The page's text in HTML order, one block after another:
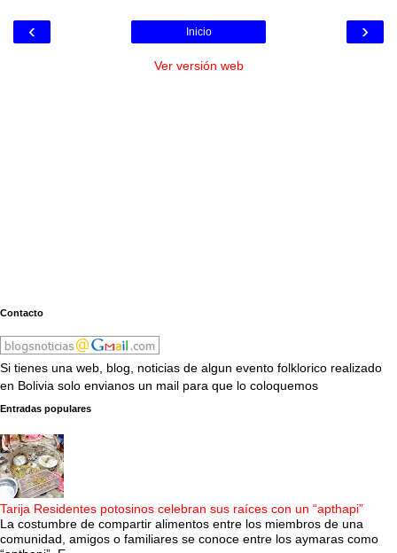
‹ ›
Inicio
Ver versión web
Contacto
Si tienes una web, blog, noticias de algun evento folklorico realizado
en Bolivia solo envianos un mail para que lo coloquemos
Entradas populares
Tarija Residentes potosinos celebran sus raíces con un “apthapi”
La costumbre de compartir alimentos entre los miembros de una
comunidad, amigos o familiares se conoce entre los aymaras como